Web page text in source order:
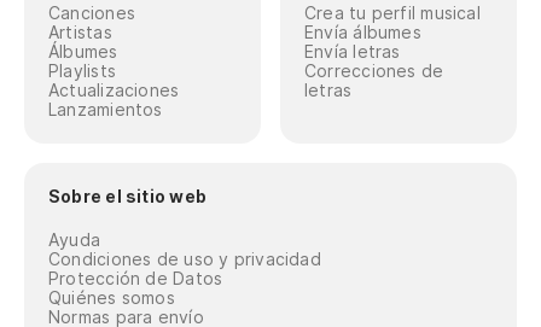
Canciones
Artistas
Álbumes
Playlists
Actualizaciones
Lanzamientos
Crea tu perfil musical
Envía álbumes
Envía letras
Correcciones de
letras
Sobre el sitio web
Ayuda
Condiciones de uso y privacidad
Protección de Datos
Quiénes somos
Normas para envío